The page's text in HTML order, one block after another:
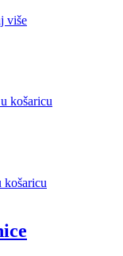
više
košaricu
košaricu